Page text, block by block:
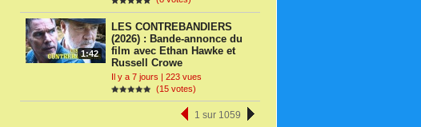
1:42
LES CONTREBANDIERS
(2026) : Bande-annonce du
film avec Ethan Hawke et
Russell Crowe
Il y a 7 jours | 223 vues
(15 votes)
1 sur 1059